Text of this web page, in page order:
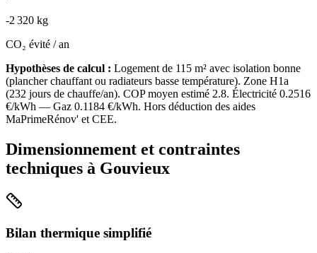
-2 320 kg
CO₂ évité / an
Hypothèses de calcul : Logement de 115 m² avec isolation bonne
(plancher chauffant ou radiateurs basse température). Zone H1a
(232 jours de chauffe/an). COP moyen estimé 2.8. Électricité 0.2516
€/kWh — Gaz 0.1184 €/kWh. Hors déduction des aides
MaPrimeRénov' et CEE.
Dimensionnement et contraintes
techniques à Gouvieux
Bilan thermique simplifié